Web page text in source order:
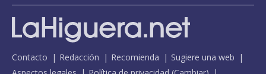
Contacto Redacción Recomienda
Sugiere una web